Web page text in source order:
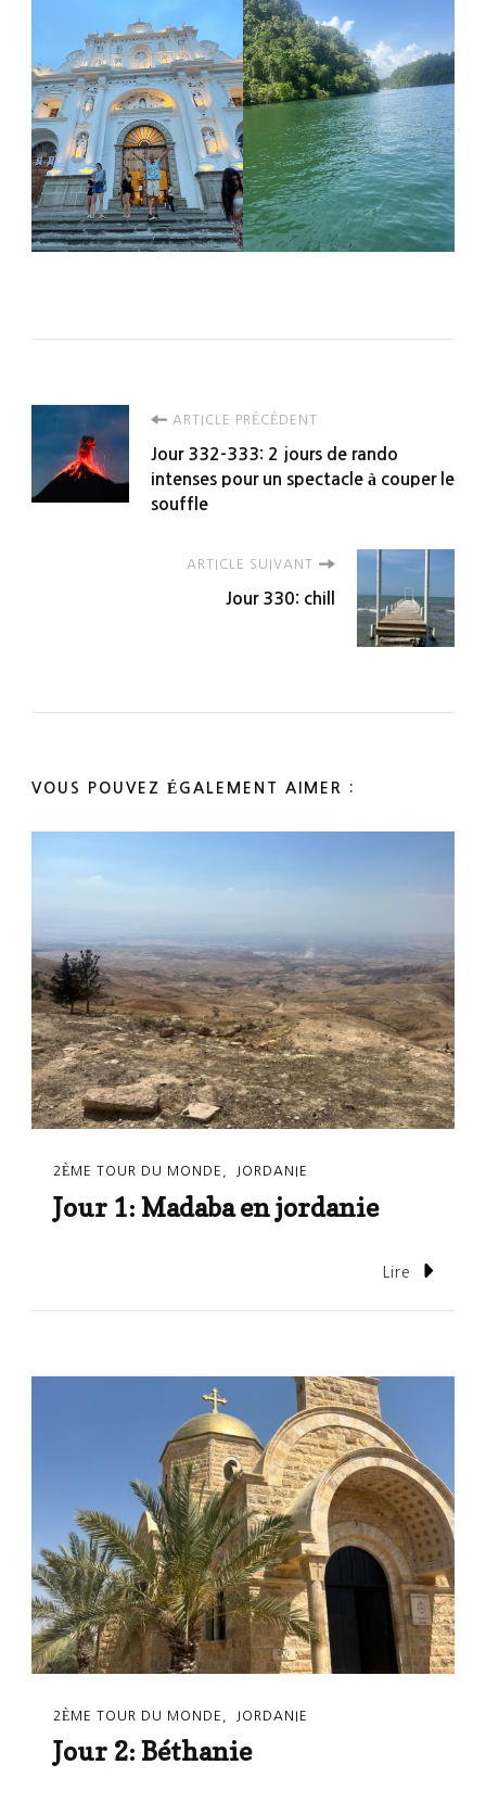
Navigation
d'article
ARTICLE PRÉCÉDENT
Jour 332-333: 2 jours de rando
intenses pour un spectacle à couper le
souffle
ARTICLE SUIVANT
Jour 330: chill
VOUS POUVEZ ÉGALEMENT AIMER :
2ÈME TOUR DU MONDE JORDANIE
Jour 1: Madaba en jordanie
Lire
2ÈME TOUR DU MONDE JORDANIE
Jour 2: Béthanie